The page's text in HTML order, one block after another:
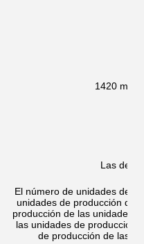
1420
Las
El número de unidades de
unidades de producción de
producción de las unidades
las unidades de producción
de producción de las